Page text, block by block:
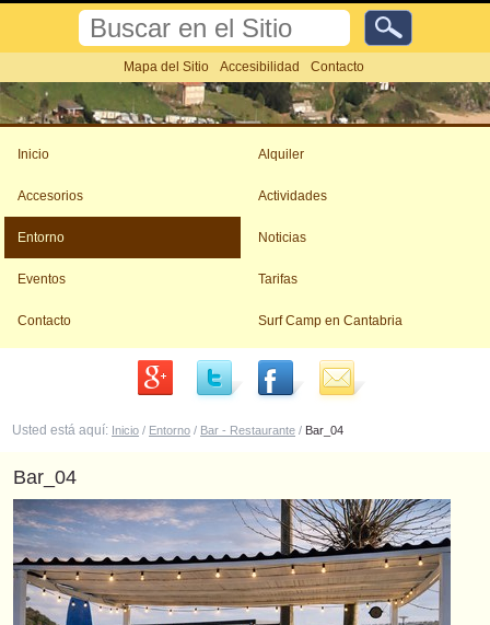
Buscar
Mapa del Sitio Accesibilidad Contacto
Inicio
Alquiler
Accesorios Actividades
Entorno Noticias
Eventos Tarifas
Contacto Surf Camp en Cantabria
Usted está aquí: Inicio / Entorno / Bar - Restaurante / Bar_04
Bar_04